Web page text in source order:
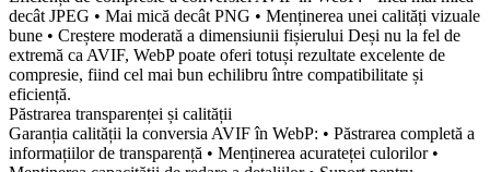
decât JPEG • Mai mică decât PNG • Menținerea unei calități vizuale
bune • Creștere moderată a dimensiunii fișierului Deși nu la fel de
extremă ca AVIF, WebP poate oferi totuși rezultate excelente de
compresie, fiind cel mai bun echilibru între compatibilitate și
eficiență.
Păstrarea transparenței și calității
Garanția calității la conversia AVIF în WebP: • Păstrarea completă a
informațiilor de transparență • Menținerea acurateței culorilor •